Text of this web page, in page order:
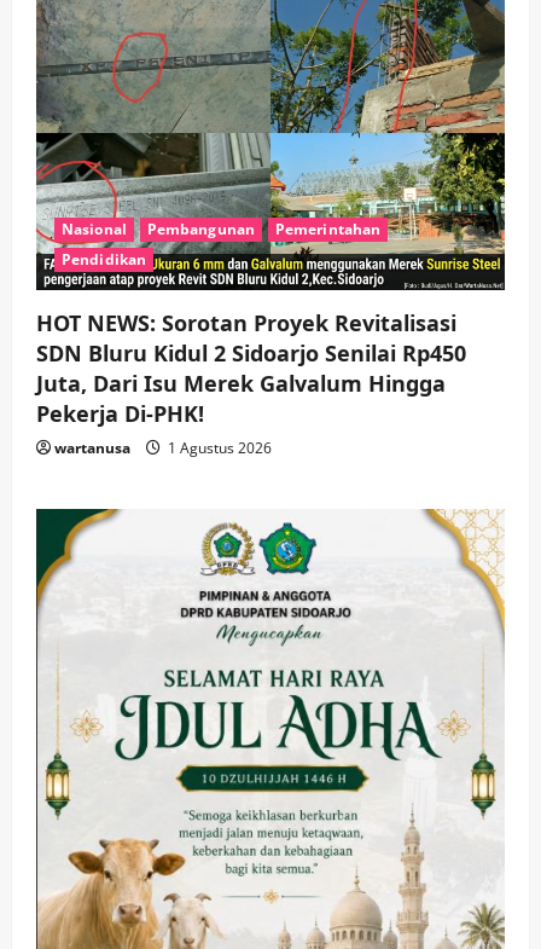
Nasional Pembangunan
Pemerintahan
Pendidikan
HOT NEWS: Sorotan Proyek Revitalisasi
SDN Bluru Kidul 2 Sidoarjo Senilai Rp450
Juta, Dari Isu Merek Galvalum Hingga
Pekerja Di-PHK!
wartanusa 1 Agustus 2026